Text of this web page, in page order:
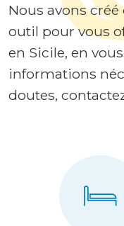
Nous avons
outil pour vous
en Sicile, en
informations
doutes,